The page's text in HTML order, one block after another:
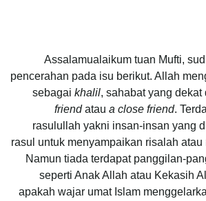
Assalamualaikum tuan Mufti,
pencerahan pada isu berikut. Allah
sebagai khalil, sahabat yang
friendatau a close friend.
rasulullah yakni insan-insan yang
rasul untuk menyampaikan risalah
Namun tiada terdapat panggilan-
seperti Anak Allah atau Kekasih
apakah wajar umat Islam